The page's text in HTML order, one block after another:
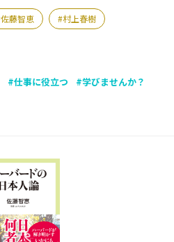
佐藤智恵 村上春樹
仕事に役立つ 学びませんか？